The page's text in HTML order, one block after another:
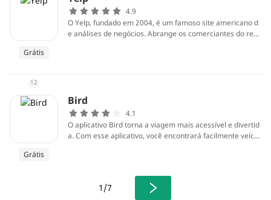
Grátis
4.9
O Yelp, fundado em 2004, é um famoso site americano d
e análises de negócios. Abrange os comerciantes do rest
12
Grátis
Bird
4.1
O aplicativo Bird torna a viagem mais acessível e divertid
a. Com esse aplicativo, você encontrará facilmente veícul
eto, nos campi da faculdade.
1/7